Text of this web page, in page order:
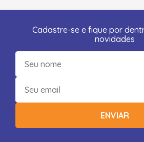
Cadastre-se e fique por
novidades
ENVIAR